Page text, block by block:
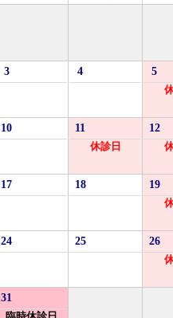
3 4
5
10
11
休診日
12
17 18
19
24 25
26
31